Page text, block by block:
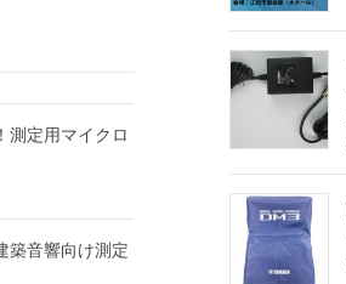
定用マイクロ
音響向け測定